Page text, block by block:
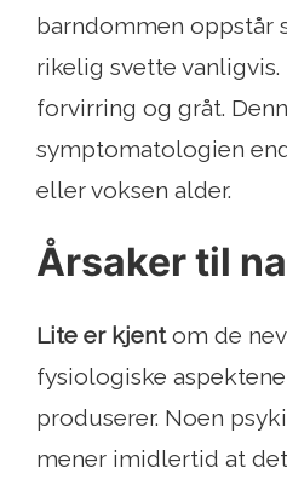
barndommen oppstår
rikelig svette
forvirring og gråt.
symptomatologien
eller voksen alder.
Årsaker til
Lite er kjentom de
fysiologiske
produserer. Noen
mener imidlertid at